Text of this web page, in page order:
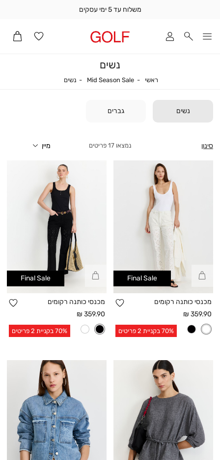
משלוח עד 5 ימי עסקים
נשים
ראשי ראשיMid Season Sale
Mid Season Sale
נשים
נשים גברים
סינון 17 פריטים
Final Sale
קנייה
מהירה
מכנסי כותנה רקומים
הוספה
למועדפים
מחיר
אחרי
הנחה
359.90 ₪
70% בקניית 2 פריטים
Final Sale
קנייה
מהירה
מכנסי כותנה רקומים
מחיר
אחרי
הנחה
359.90 ₪
70% בקניית 2 פריטים